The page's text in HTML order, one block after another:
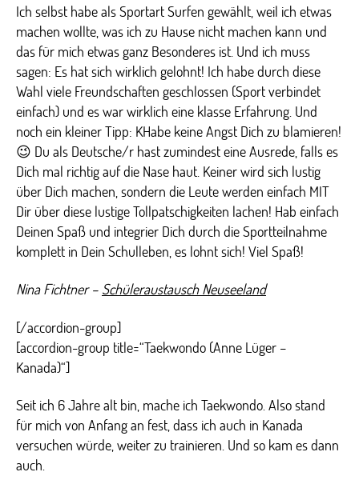
Ich selbst habe als Sportart Surfen gewählt, weil ich etwas
machen wollte, was ich zu Hause nicht machen kann und
das für mich etwas ganz Besonderes ist. Und ich muss
sagen: Es hat sich wirklich gelohnt! Ich habe durch diese
Wahl viele Freundschaften geschlossen (Sport verbindet
einfach) und es war wirklich eine klasse Erfahrung. Und
noch ein kleiner Tipp: KHabe keine Angst Dich zu blamieren!
😉 Du als Deutsche/r hast zumindest eine Ausrede, falls es
Dich mal richtig auf die Nase haut. Keiner wird sich lustig
über Dich machen, sondern die Leute werden einfach MIT
Dir über diese lustige Tollpatschigkeiten lachen! Hab einfach
Deinen Spaß und integrier Dich durch die Sportteilnahme
komplett in Dein Schulleben, es lohnt sich! Viel Spaß!
Nina Fichtner – Schüleraustausch Neuseeland
[/accordion-group]
[accordion-group title=“Taekwondo (Anne Lüger –
Kanada)“]
Seit ich 6 Jahre alt bin, mache ich Taekwondo. Also stand
für mich von Anfang an fest, dass ich auch in Kanada
versuchen würde, weiter zu trainieren. Und so kam es dann
auch.